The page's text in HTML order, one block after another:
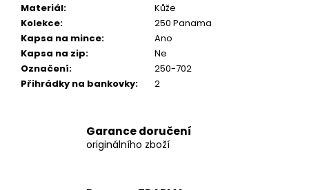
Materiál:
Kůže
Kolekce:
250 Panama
Kapsa na mince:
Ano
Kapsa na zip:
Ne
Označení:
250-702
Přihrádky na bankovky: 2
Garance doručení
originálního zboží